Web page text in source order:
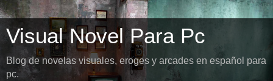
Visual Novel Para Pc
Blog de novelas visuales, eroges y arcades en español para
pc.